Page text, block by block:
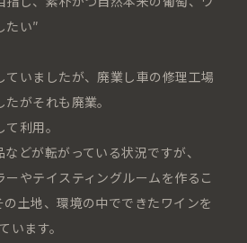
たい″
ていましたが、廃業し車の修理工場
がそれも廃業。
利用。
どが転がっている状況ですが、
ーやテイスティングルームを作るこ
の土地、環境の中でできたワインを
います。